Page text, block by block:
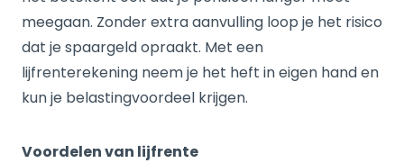
meegaan. Zonder extra aanvulling loop je het risico
dat je spaargeld opraakt. Met een
lijfrenterekening neem je het heft in eigen hand en
kun je belastingvoordeel krijgen.
Voordelen van lijfrente